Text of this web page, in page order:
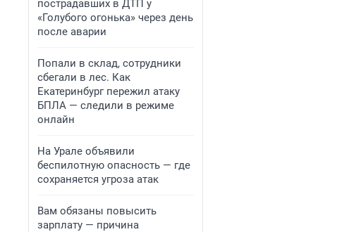
пострадавших в ДТП у
«Голубого огонька» через день
после аварии
Попали в склад, сотрудники
сбегали в лес. Как
Екатеринбург пережил атаку
БПЛА — следили в режиме
онлайн
На Урале объявили
беспилотную опасность — где
сохраняется угроза атак
Вам обязаны повысить
зарплату — причина